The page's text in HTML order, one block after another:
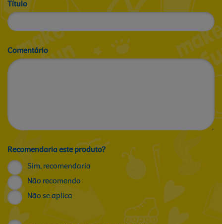
Título
Comentário
Recomendaria este produto?
Sim, recomendaria
Não recomendo
Não se aplica